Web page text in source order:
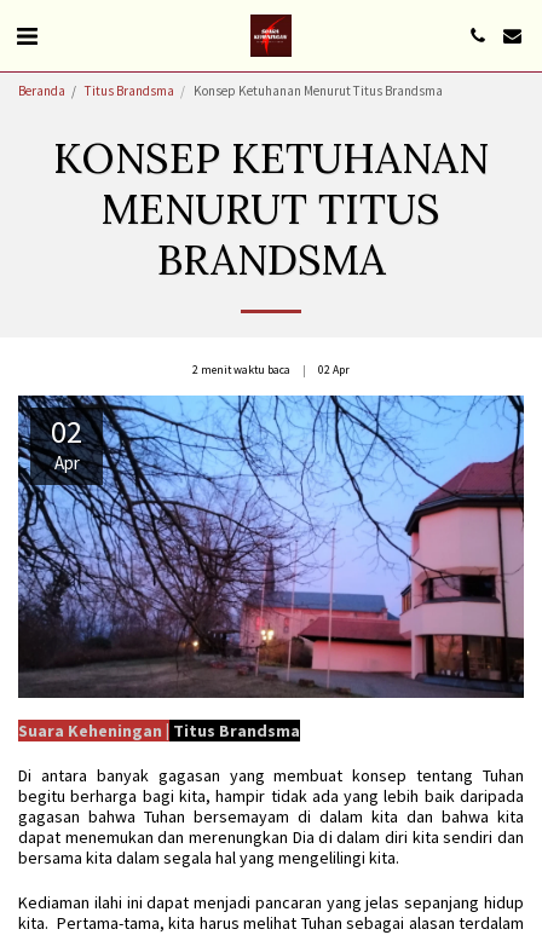
Beranda Titus Brandsma Konsep Ketuhanan Menurut Titus Brandsma
KONSEP KETUHANAN
MENURUT TITUS
BRANDSMA
2 menit waktu baca 02Apr
02
Apr
Suara Keheningan | Titus Brandsma
Di antara banyak gagasan yang membuat konsep tentang Tuhan
begitu berharga bagi kita, hampir tidak ada yang lebih baik daripada
gagasan bahwa Tuhan bersemayam di dalam kita dan bahwa kita
dapat menemukan dan merenungkan Dia di dalam diri kita sendiri dan
bersama kita dalam segala hal yang mengelilingi kita.
Kediaman ilahi ini dapat menjadi pancaran yang jelas sepanjang hidup
kita. Pertama-tama, kita harus melihat Tuhan sebagai alasan terdalam